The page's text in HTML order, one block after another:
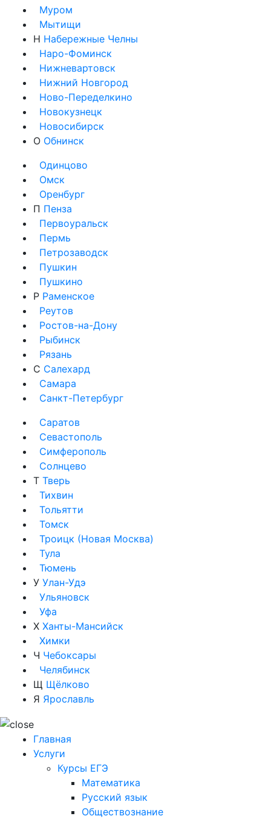
Муром
Мытищи
Н Набережные Челны
Наро-Фоминск
Нижневартовск
Нижний Новгород
Ново-Переделкино
Новокузнецк
Новосибирск
О Обнинск
Одинцово
Омск
Оренбург
П Пенза
Первоуральск
Пермь
Петрозаводск
Пушкин
Пушкино
Р Раменское
Реутов
Ростов-на-Дону
Рыбинск
Рязань
С Салехард
Самара
Санкт-Петербург
Саратов
Севастополь
Симферополь
Солнцево
Т Тверь
Тихвин
Тольятти
Томск
Троицк (Новая Москва)
Тула
Тюмень
У Улан-Удэ
Ульяновск
Уфа
Х Ханты-Мансийск
Химки
Ч Чебоксары
Челябинск
Щ Щёлково
Я Ярославль
Главная
Услуги
Курсы ЕГЭ
Математика
Русский язык
Обществознание